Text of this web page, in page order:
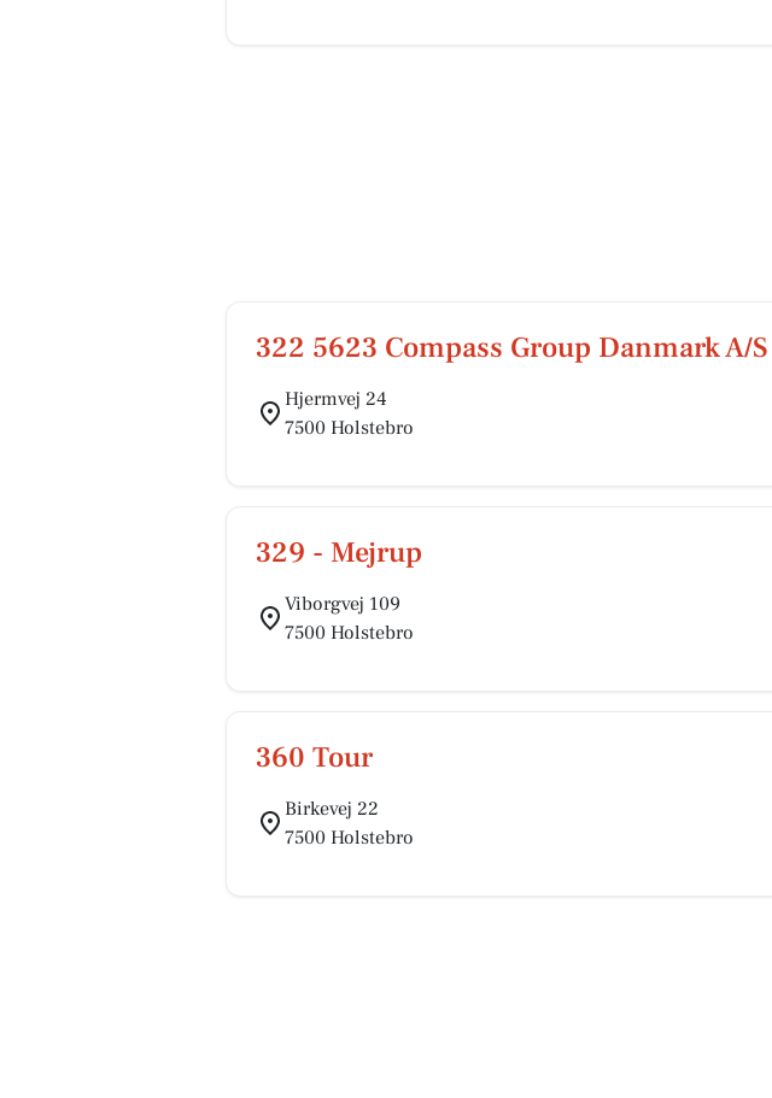
322 5623 Compass Group Danmark A/S
Hjermvej 24
7500 Holstebro
329 - Mejrup
Viborgvej 109
7500 Holstebro
360 Tour
Birkevej 22
7500 Holstebro